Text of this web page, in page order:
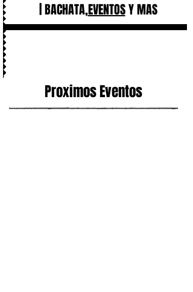
| BACHATA,EVENTOSY MAS
Proximos Eventos